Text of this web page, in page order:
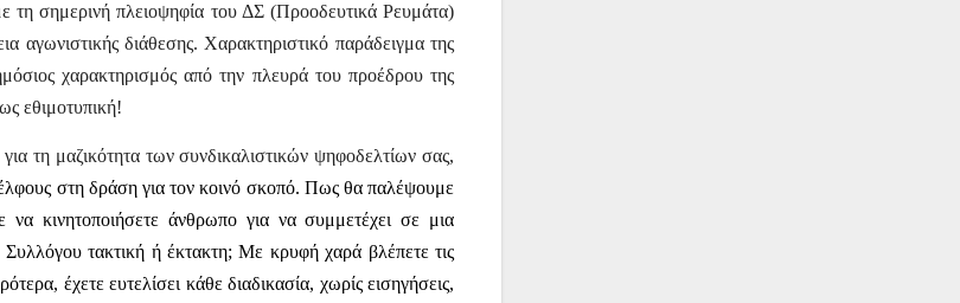
τη σημερινή πλειοψηφία του ΔΣ (Προοδευτικά Ρευμάτα)
αγωνιστικής διάθεσης. Χαρακτηριστικό παράδειγμα της
χαρακτηρισμός από την πλευρά του προέδρου της
εθιμοτυπική!
τη μαζικότητα των συνδικαλιστικών ψηφοδελτίων σας,
στη δράση για τον κοινό σκοπό. Πως θα παλέψουμε
κινητοποιήσετε άνθρωπο για να συμμετέχει σε μια
τακτική ή έκτακτη; Με κρυφή χαρά βλέπετε τις
έχετε ευτελίσει κάθε διαδικασία, χωρίς εισηγήσεις,